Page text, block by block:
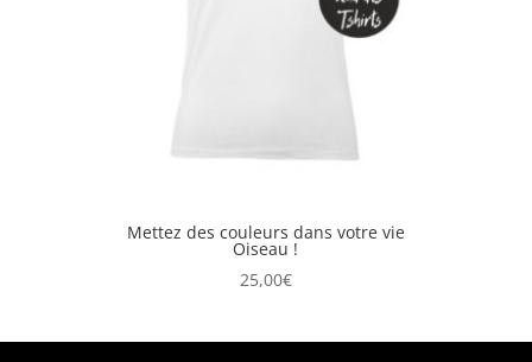
Mettez des couleurs dans votre vie
Oiseau !
25,00€